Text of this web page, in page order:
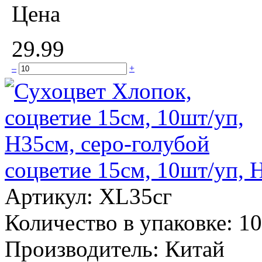
Цена
29.99
– +
соцветие 15см, 10шт/уп,
Артикул: XL35сг
Количество в упаковке: 10
Производитель: Китай